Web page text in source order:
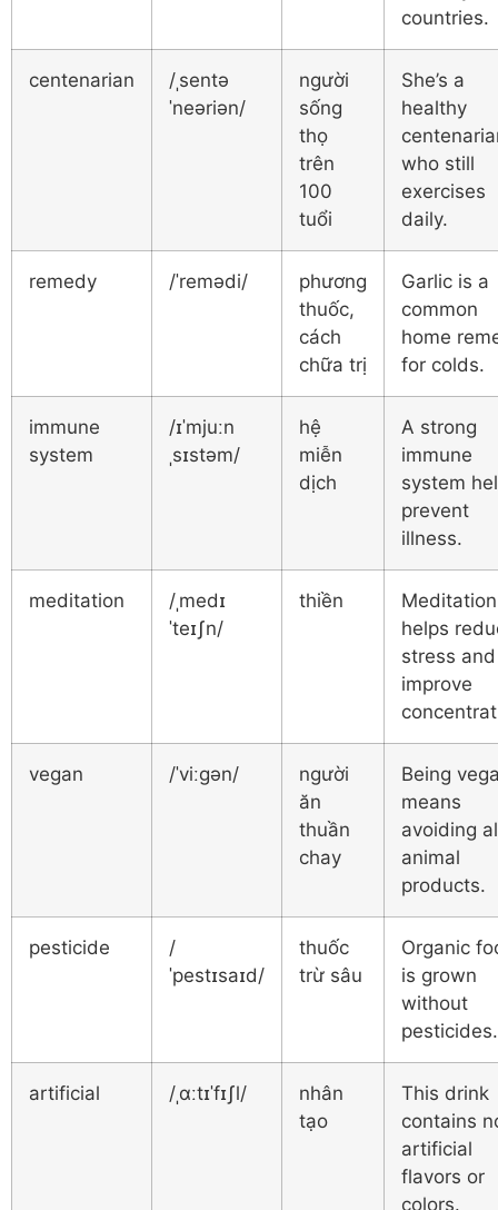
countries.
centenarian
/ˌsentə
ˈneəriən/
người
sống
thọ
trên
100
tuổi
She’s a
healthy
who still
exercises
daily.
remedy /ˈremədi/
phương
thuốc,
cách
chữa trị
Garlic is a
common
home
for colds.
immune
system
/ɪˈmjuːn
ˌsɪstəm/
hệ
miễn
dịch
A strong
immune
system
prevent
illness.
meditation
/ˌmedɪ
ˈteɪʃn/
thiền
Meditation
helps
stress and
improve
vegan /ˈviːɡən/
người
ăn
thuần
chay
Being
means
avoiding
animal
products.
pesticide
/
ˈpestɪsaɪd/
thuốc
trừ sâu
Organic
is grown
without
pesticides.
artificial /ˌɑːtɪˈfɪʃl/
nhân
tạo
This drink
contains
artificial
flavors or
colors.